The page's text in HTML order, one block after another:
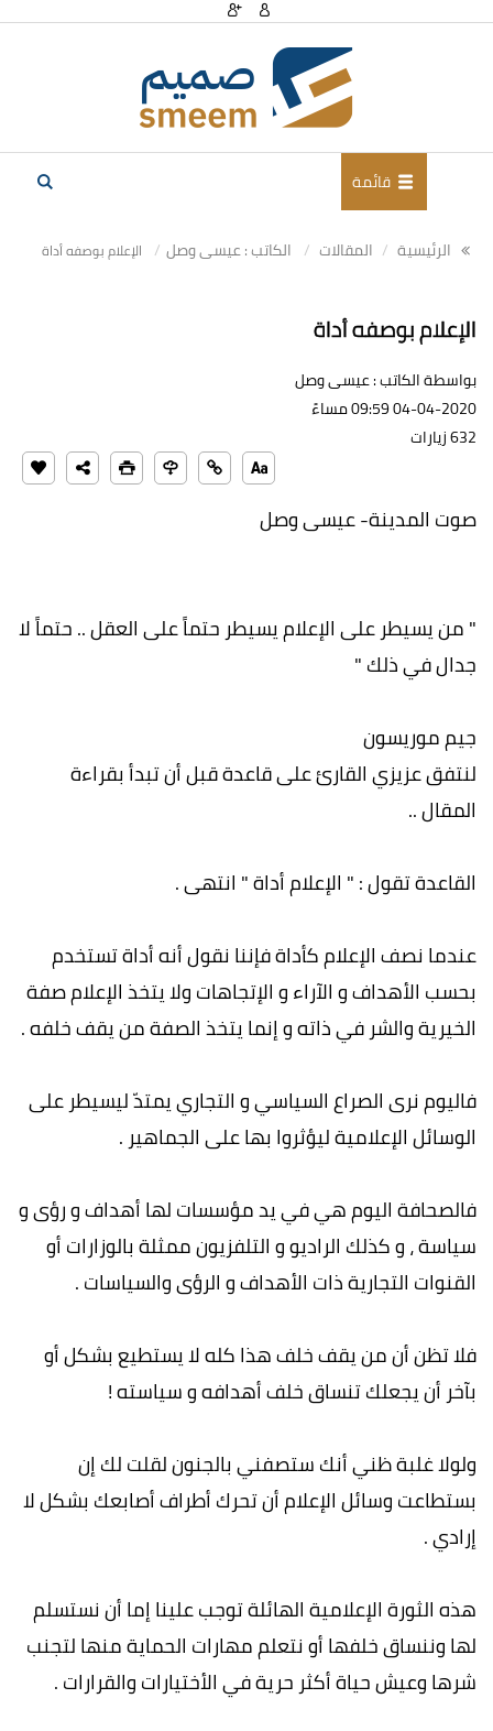
قائمة
الرئيسية المقالات الكاتب : عيسى وصل الإعلام بوصفه أداة
الإعلام بوصفه أداة
بواسطة الكاتب : عيسى وصل
04-04-2020 09:59 مساءً
632 زيارات
صوت المدينة- عيسى وصل
" من يسيطر على الإعلام يسيطر حتماً على العقل .. حتماً لا
جدال في ذلك "
جيم موريسون
لنتفق عزيزي القارئ على قاعدة قبل أن تبدأ بقراءة
المقال ..
القاعدة تقول : " الإعلام أداة " انتهى .
عندما نصف الإعلام كأداة فإننا نقول أنه أداة تستخدم
بحسب الأهداف و الآراء و الإتجاهات ولا يتخذ الإعلام صفة
الخيرية والشر في ذاته و إنما يتخذ الصفة من يقف خلفه .
فاليوم نرى الصراع السياسي و التجاري يمتدّ ليسيطر على
الوسائل الإعلامية ليؤثروا بها على الجماهير .
فالصحافة اليوم هي في يد مؤسسات لها أهداف و رؤى و
سياسة ، و كذلك الراديو و التلفزيون ممثلة بالوزارات أو
القنوات التجارية ذات الأهداف و الرؤى والسياسات .
فلا تظن أن من يقف خلف هذا كله لا يستطيع بشكل أو
بآخر أن يجعلك تنساق خلف أهدافه و سياسته !
ولولا غلبة ظني أنك ستصفني بالجنون لقلت لك إن
بستطاعت وسائل الإعلام أن تحرك أطراف أصابعك بشكل لا
إرادي .
هذه الثورة الإعلامية الهائلة توجب علينا إما أن نستسلم
لها وننساق خلفها أو نتعلم مهارات الحماية منها لتجنب
شرها وعيش حياة أكثر حرية في الأختيارات والقرارات .